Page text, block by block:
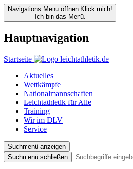
Navigations Menu öffnen Klick mich!
Ich bin das Menü.
Hauptnavigation
Startseite
Aktuelles
Wettkämpfe
Nationalmannschaften
Leichtathletik für Alle
Training
Wir im DLV
Service
Suchmenü anzeigen
Suchmenü schließen